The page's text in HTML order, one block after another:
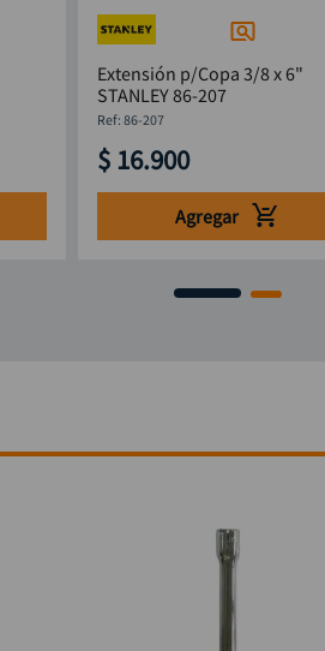
Extensión p/Copa 3/8 x 6"
STANLEY 86-207
: 86-207
$ 16.900
Agregar